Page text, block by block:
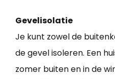
Gevelisolatie
Je kunt zowel de
de gevel isoleren. Een
zomer buiten en in de